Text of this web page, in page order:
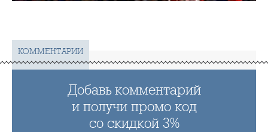
КОММЕНТАРИИ
Добавь комментарий
и получи промо код
со скидкой 3%